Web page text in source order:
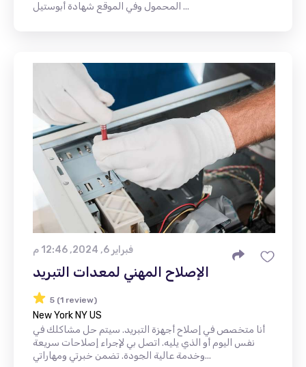
المحمول وفي الموقع شهادة أبوستيل ...
فبراير 6, 2024, 12:46 م
الإصلاح المهني لمعدات التبريد
5 (1 review)
New York NY US
أنا متخصص في إصلاح أجهزة التبريد. سيتم حل مشاكلك في
نفس اليوم أو الذي يليه. اتصل بي لإجراء إصلاحات سريعة
وخدمة عالية الجودة. تضمن خبرتي ومهاراتي...